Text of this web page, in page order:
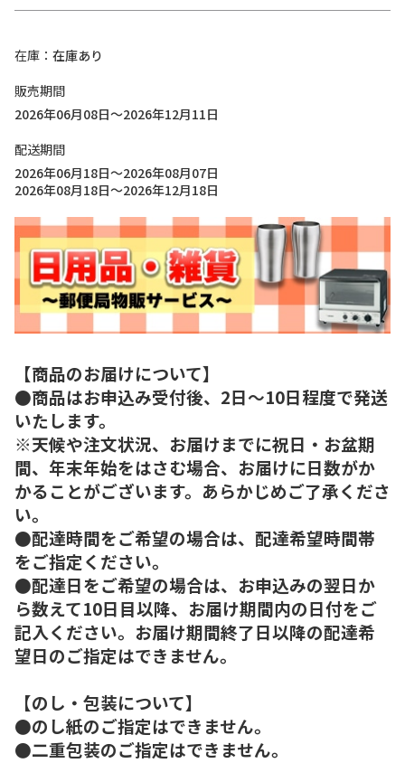
在庫
在庫あり
販売期間
2026年06月08日～2026年12月11日
配送期間
2026年06月18日～2026年08月07日
2026年08月18日～2026年12月18日
【商品のお届けについて】
●商品はお申込み受付後、2日～10日程度で発送
いたします。
※天候や注文状況、お届けまでに祝日・お盆期
間、年末年始をはさむ場合、お届けに日数がか
かることがございます。あらかじめご了承くださ
い。
●配達時間をご希望の場合は、配達希望時間帯
をご指定ください。
●配達日をご希望の場合は、お申込みの翌日か
ら数えて10日目以降、お届け期間内の日付をご
記入ください。お届け期間終了日以降の配達希
望日のご指定はできません。
【のし・包装について】
●のし紙のご指定はできません。
●二重包装のご指定はできません。